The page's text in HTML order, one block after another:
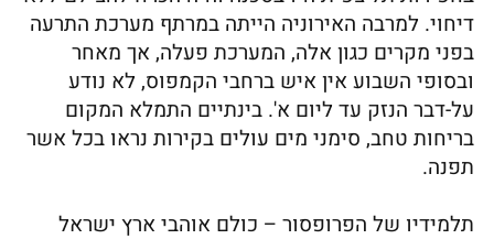
דיחוי. למרבה האירוניה הייתה במרתף מערכת התרעה
בפני מקרים כגון אלה, המערכת פעלה, אך מאחר
ובסופי השבוע אין איש ברחבי הקמפוס, לא נודע
על-דבר הנזק עד ליום א'. בינתיים התמלא המקום
בריחות טחב, סימני מים עולים בקירות נראו בכל אשר
תפנה.
תלמידיו של הפרופסור – כולם אוהבי ארץ ישראל